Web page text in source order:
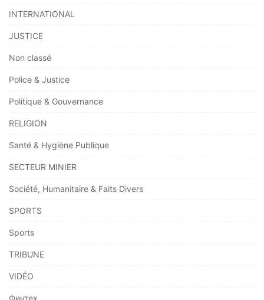
INTERNATIONAL
JUSTICE
Non classé
Police & Justice
Politique & Gouvernance
RELIGION
Santé & Hygiène Publique
SECTEUR MINIER
Société, Humanitaire & Faits Divers
SPORTS
Sports
TRIBUNE
VIDÉO